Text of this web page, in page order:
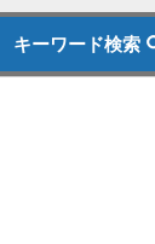
キーワード検索